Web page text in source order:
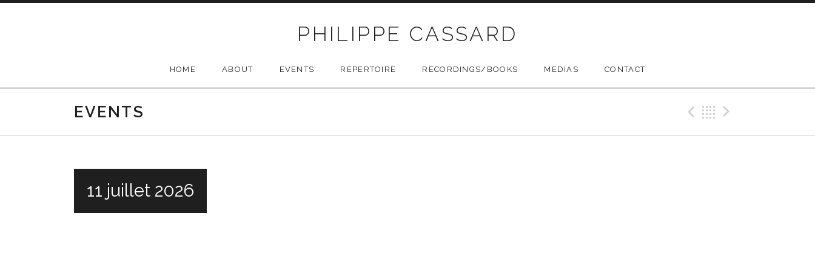
PHILIPPE CASSARD
HOME ABOUT EVENTS REPERTOIRE RECORDINGS/BOOKS MEDIAS CONTACT
EVENTS Précédent Gig
Retour
11 juillet 2026